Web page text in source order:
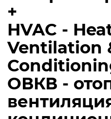
+
HVAC -
Ventilation
ОВКВ -